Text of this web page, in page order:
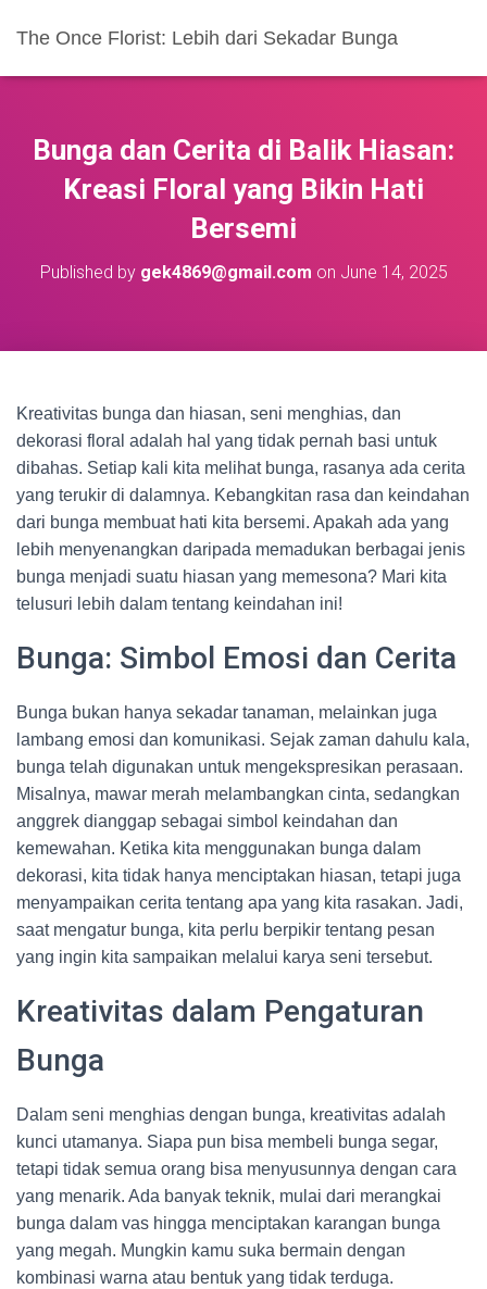
The Once Florist: Lebih dari Sekadar Bunga
Bunga dan Cerita di Balik Hiasan:
Kreasi Floral yang Bikin Hati
Bersemi
Published by gek4869@gmail.com on June 14, 2025
Kreativitas bunga dan hiasan, seni menghias, dan
dekorasi floral adalah hal yang tidak pernah basi untuk
dibahas. Setiap kali kita melihat bunga, rasanya ada cerita
yang terukir di dalamnya. Kebangkitan rasa dan keindahan
dari bunga membuat hati kita bersemi. Apakah ada yang
lebih menyenangkan daripada memadukan berbagai jenis
bunga menjadi suatu hiasan yang memesona? Mari kita
telusuri lebih dalam tentang keindahan ini!
Bunga: Simbol Emosi dan Cerita
Bunga bukan hanya sekadar tanaman, melainkan juga
lambang emosi dan komunikasi. Sejak zaman dahulu kala,
bunga telah digunakan untuk mengekspresikan perasaan.
Misalnya, mawar merah melambangkan cinta, sedangkan
anggrek dianggap sebagai simbol keindahan dan
kemewahan. Ketika kita menggunakan bunga dalam
dekorasi, kita tidak hanya menciptakan hiasan, tetapi juga
menyampaikan cerita tentang apa yang kita rasakan. Jadi,
saat mengatur bunga, kita perlu berpikir tentang pesan
yang ingin kita sampaikan melalui karya seni tersebut.
Kreativitas dalam Pengaturan
Bunga
Dalam seni menghias dengan bunga, kreativitas adalah
kunci utamanya. Siapa pun bisa membeli bunga segar,
tetapi tidak semua orang bisa menyusunnya dengan cara
yang menarik. Ada banyak teknik, mulai dari merangkai
bunga dalam vas hingga menciptakan karangan bunga
yang megah. Mungkin kamu suka bermain dengan
kombinasi warna atau bentuk yang tidak terduga.